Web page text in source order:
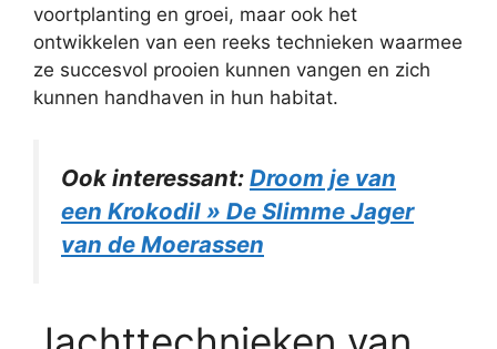
voortplanting en groei, maar ook het
ontwikkelen van een reeks technieken waarmee
ze succesvol prooien kunnen vangen en zich
kunnen handhaven in hun habitat.
Ook interessant: Droom je van
een Krokodil » De Slimme Jager
van de Moerassen